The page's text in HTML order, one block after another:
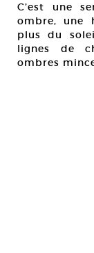
C’est une
ombre, une
plus du
lignes de
ombres